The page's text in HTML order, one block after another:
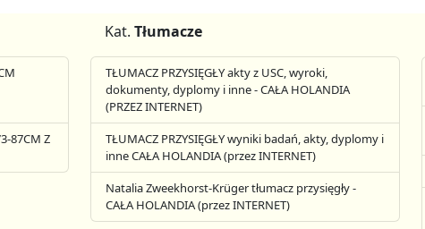
87CM Z
Kat. Tłumacze
TŁUMACZ PRZYSIĘGŁY akty z USC, wyroki,
dokumenty, dyplomy i inne - CAŁA HOLANDIA
(PRZEZ INTERNET)
TŁUMACZ PRZYSIĘGŁY wyniki badań, akty, dyplomy i
inne CAŁA HOLANDIA (przez INTERNET)
Natalia Zweekhorst-Krüger tłumacz przysięgły -
CAŁA HOLANDIA (przez INTERNET)